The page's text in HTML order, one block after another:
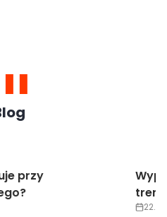
na wesele –